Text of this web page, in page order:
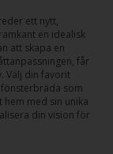
ett nytt,
en idealisk
att skapa en
får
Välj din favorit
som
med sin unika
din vision för